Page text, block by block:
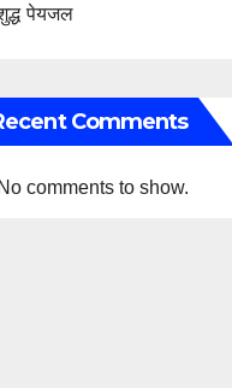
पेयजल
Comments
No comments to show.